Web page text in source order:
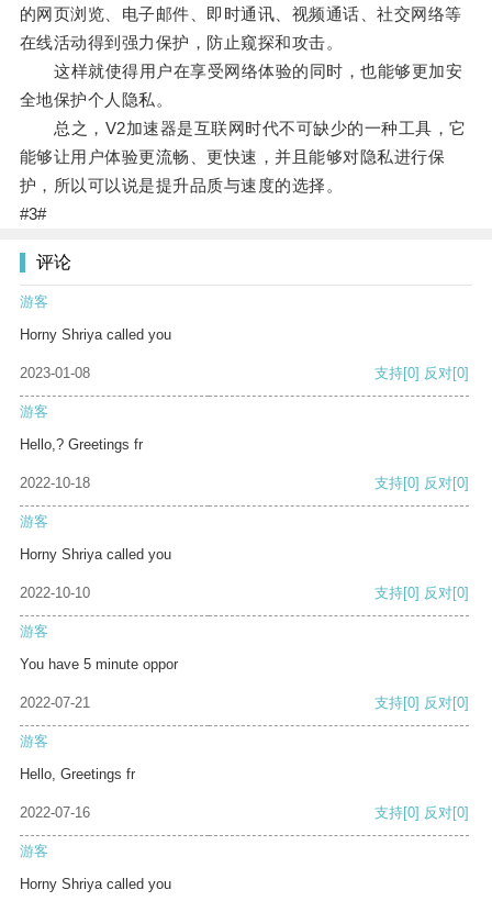
的网页浏览、电子邮件、即时通讯、视频通话、社交网络等
在线活动得到强力保护，防止窥探和攻击。
这样就使得用户在享受网络体验的同时，也能够更加安
全地保护个人隐私。
总之，V2加速器是互联网时代不可缺少的一种工具，它
能够让用户体验更流畅、更快速，并且能够对隐私进行保
护，所以可以说是提升品质与速度的选择。
#3#
评论
游客
Horny Shriya called you
2023-01-08 支持[0] 反对[0]
游客
Hello,? Greetings fr
2022-10-18 支持[0] 反对[0]
游客
Horny Shriya called you
2022-10-10 支持[0] 反对[0]
游客
You have 5 minute oppor
2022-07-21 支持[0] 反对[0]
游客
Hello, Greetings fr
2022-07-16 支持[0] 反对[0]
游客
Horny Shriya called you